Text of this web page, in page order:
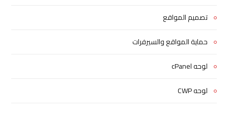
تصميم المواقع
حماية المواقع والسيرفرات
لوحه cPanel
لوحه CWP